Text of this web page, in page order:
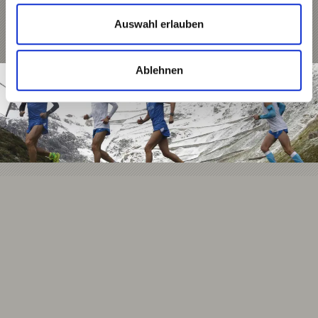
Auswahl erlauben
Ablehnen